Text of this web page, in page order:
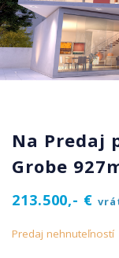
Na Predaj
Grobe
213.500,- €
Predaj nehnuteľností